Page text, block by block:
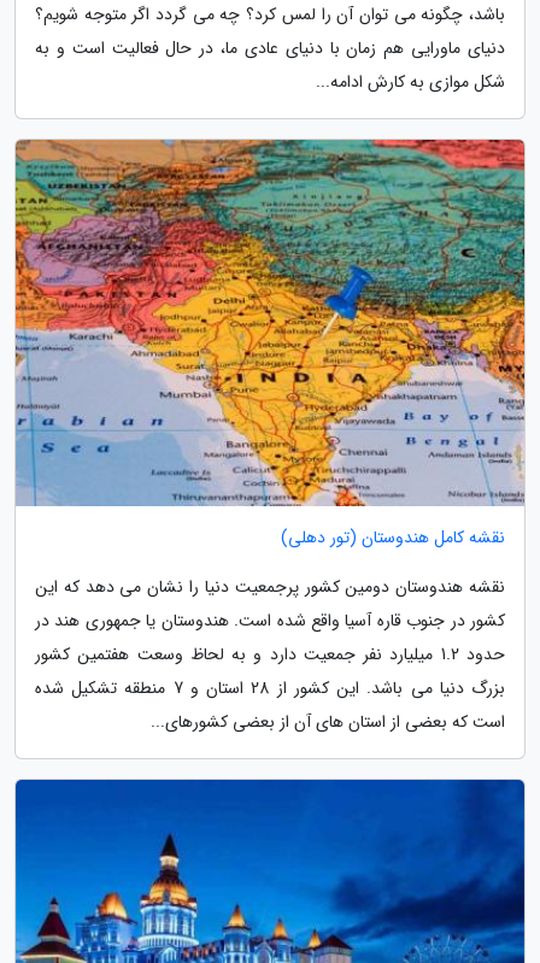
باشد، چگونه می توان آن را لمس کرد؟ چه می گردد اگر متوجه شویم؟
دنیای ماورایی هم زمان با دنیای عادی ما، در حال فعالیت است و به
شکل موازی به کارش ادامه...
نقشه کامل هندوستان (تور دهلی)
نقشه هندوستان دومین کشور پرجمعیت دنیا را نشان می دهد که این
کشور در جنوب قاره آسیا واقع شده است. هندوستان یا جمهوری هند در
حدود 1.2 میلیارد نفر جمعیت دارد و به لحاظ وسعت هفتمین کشور
بزرگ دنیا می باشد. این کشور از 28 استان و 7 منطقه تشکیل شده
است که بعضی از استان های آن از بعضی کشورهای...